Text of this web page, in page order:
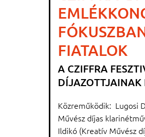
FIATALOK
A CZIFFRA
DÍJAZOTTJAINAK
Közreműködik: Lugosi
Művész díjas
Ildikó (Kreatív Művész